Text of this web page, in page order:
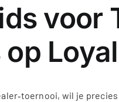
voor
wil je